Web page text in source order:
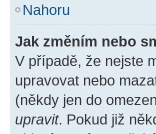
Nahoru
Jak změním nebo
V případě, že nejste
upravovat nebo
(někdy jen do
upravit. Pokud již